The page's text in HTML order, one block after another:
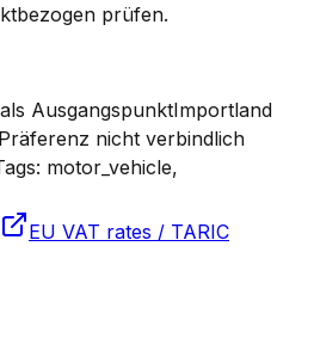
prüfen.
AusgangspunktImportland
nicht verbindlich
motor_vehicle,
EU VAT rates / TARIC